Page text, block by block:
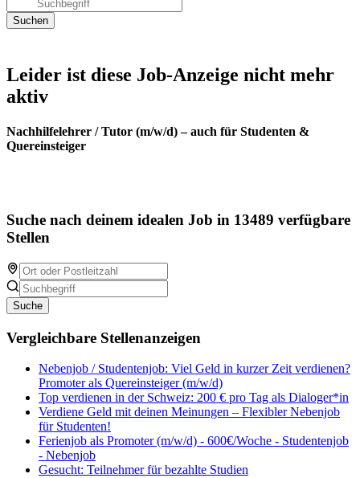
Leider ist diese Job-Anzeige nicht mehr
aktiv
Nachhilfelehrer / Tutor (m/w/d) – auch für Studenten &
Quereinsteiger
Suche nach deinem idealen Job in 13489 verfügbare
Stellen
Suche
Vergleichbare Stellenanzeigen
Nebenjob / Studentenjob: Viel Geld in kurzer Zeit verdienen?
Promoter als Quereinsteiger (m/w/d)
Top verdienen in der Schweiz: 200 € pro Tag als Dialoger*in
Verdiene Geld mit deinen Meinungen – Flexibler Nebenjob
für Studenten!
Ferienjob als Promoter (m/w/d) - 600€/Woche - Studentenjob
- Nebenjob
Gesucht: Teilnehmer für bezahlte Studien